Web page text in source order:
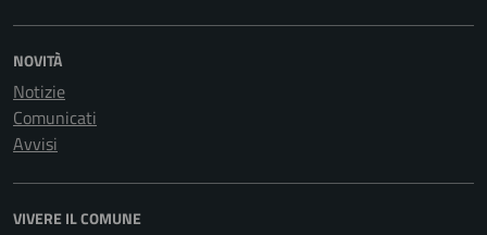
NOVITÀ
Notizie
Comunicati
Avvisi
VIVERE IL COMUNE